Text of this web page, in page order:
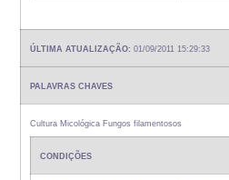
ÚLTIMA ATUALIZAÇÃO: 01/09/2011 15:29:33
PALAVRAS CHAVES
Cultura Micológica Fungos filamentosos
CONDIÇÕES